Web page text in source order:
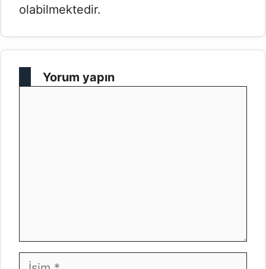
olabilmektedir.
Yorum yapın
İsim